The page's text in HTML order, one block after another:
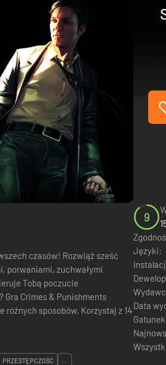
czasów! Rozwiąż sześć
porwaniami, zuchwałymi
różnych sposobów. Korzystaj z 14
9
Języki:
Data
PRZESTĘPCZOŚĆ ...